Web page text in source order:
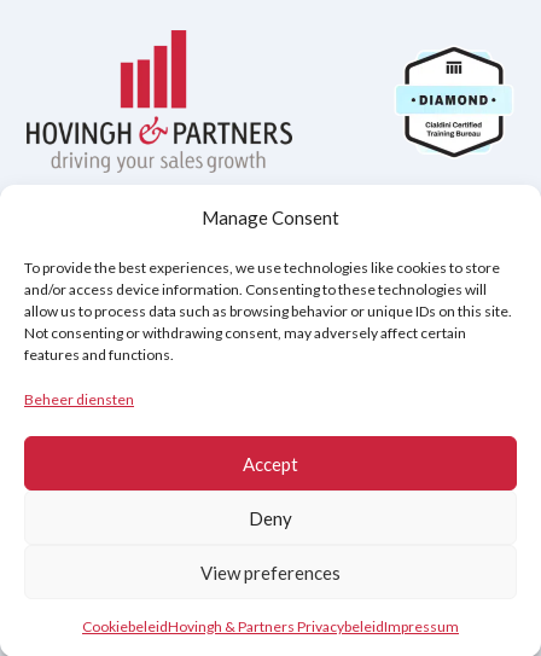
Manage Consent
To provide the best experiences, we use technologies like cookies to store
and/or access device information. Consenting to these technologies will
allow us to process data such as browsing behavior or unique IDs on this site.
Not consenting or withdrawing consent, may adversely affect certain
features and functions.
Beheer diensten
Accept
Deny
View preferences
CookiebeleidHovingh & Partners PrivacybeleidImpressum
Privacybeleid Disclaimer Cookiebeleid (EU)
Copyright © 2026
Hovingh & Partners